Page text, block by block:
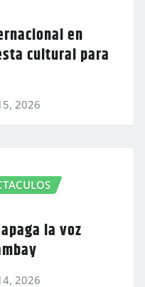
en
cultural para
2026
la voz
2026